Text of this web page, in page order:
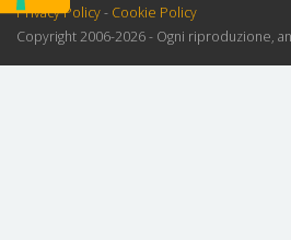
Privacy Policy- Cookie Policy
Copyright 2006-2026 - Ogni riproduzione,